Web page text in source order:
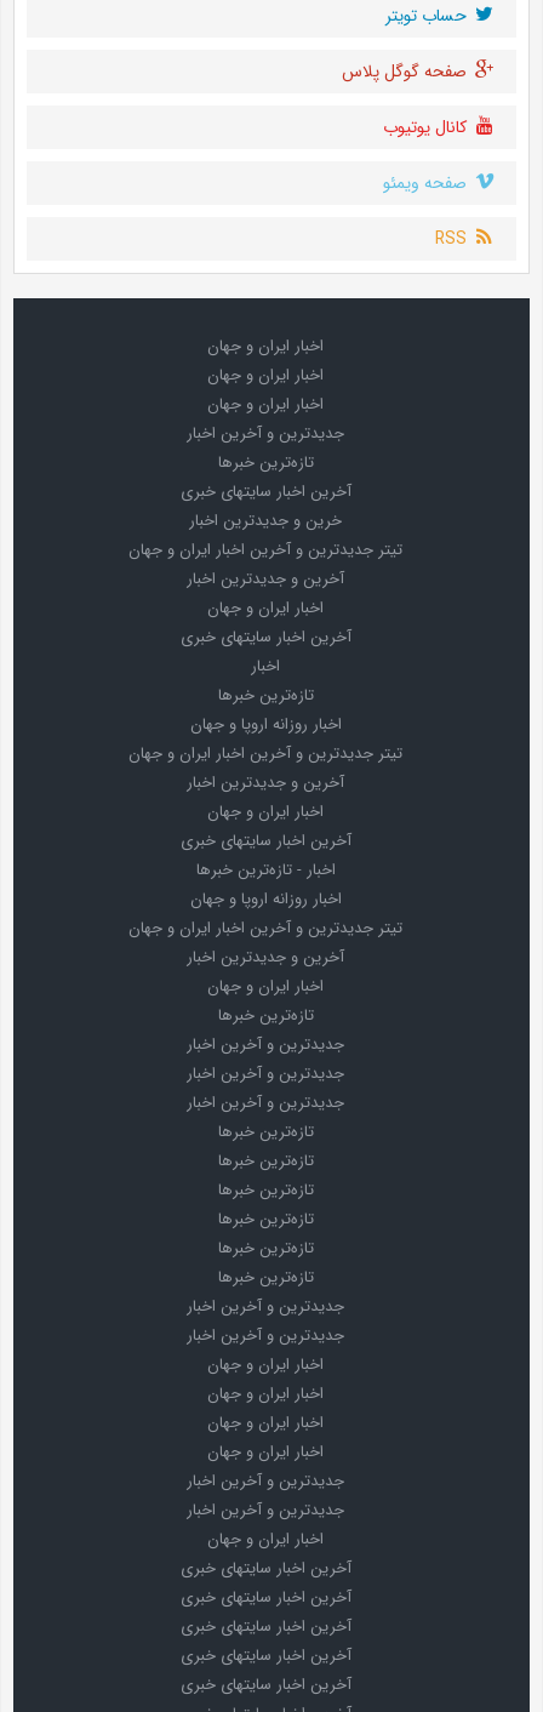
حساب تويتر
صفحه گوگل پلاس
کانال یوتیوب
صفحه ویمئو
RSS
اخبار ایران و جهان
اخبار ایران و جهان
اخبار ایران و جهان
جدیدترین و آخرین اخبار
تازه‌ترین خبرها
آخرین اخبار سایتهای خبری
خرین و جدیدترین اخبار
تیتر جدیدترین و آخرین اخبار ایران و جهان
آخرین و جدیدترین اخبار
اخبار ایران و جهان
آخرین اخبار سایتهای خبری
اخبار
تازه‌ترین خبرها
اخبار روزانه اروپا و جهان
تیتر جدیدترین و آخرین اخبار ایران و جهان
آخرین و جدیدترین اخبار
اخبار ایران و جهان
آخرین اخبار سایتهای خبری
اخبار - تازه‌ترین خبرها
اخبار روزانه اروپا و جهان
تیتر جدیدترین و آخرین اخبار ایران و جهان
آخرین و جدیدترین اخبار
اخبار ایران و جهان
تازه‌ترین خبرها
جدیدترین و آخرین اخبار
جدیدترین و آخرین اخبار
جدیدترین و آخرین اخبار
تازه‌ترین خبرها
تازه‌ترین خبرها
تازه‌ترین خبرها
تازه‌ترین خبرها
تازه‌ترین خبرها
تازه‌ترین خبرها
جدیدترین و آخرین اخبار
جدیدترین و آخرین اخبار
اخبار ایران و جهان
اخبار ایران و جهان
اخبار ایران و جهان
اخبار ایران و جهان
جدیدترین و آخرین اخبار
جدیدترین و آخرین اخبار
اخبار ایران و جهان
آخرین اخبار سایتهای خبری
آخرین اخبار سایتهای خبری
آخرین اخبار سایتهای خبری
آخرین اخبار سایتهای خبری
آخرین اخبار سایتهای خبری